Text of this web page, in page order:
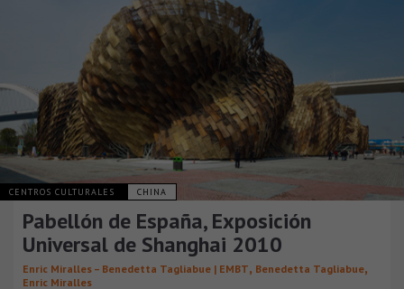
CENTROS CULTURALES CHINA
Pabellón de España, Exposición
Universal de Shanghai 2010
Enric Miralles – Benedetta Tagliabue | EMBT, Benedetta Tagliabue,
Enric Miralles